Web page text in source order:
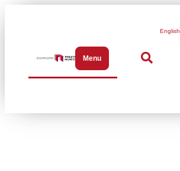
MenuAbrir menu de navegação
English